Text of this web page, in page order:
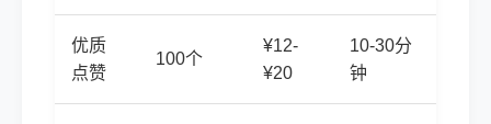
优质
点赞
100个
¥12-
¥20
10-30分
钟